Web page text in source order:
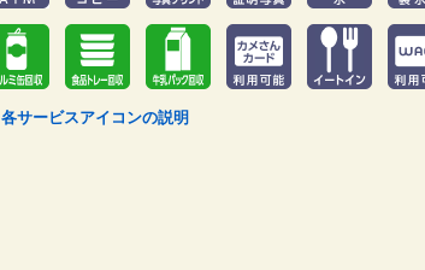
各サービスアイコンの説明